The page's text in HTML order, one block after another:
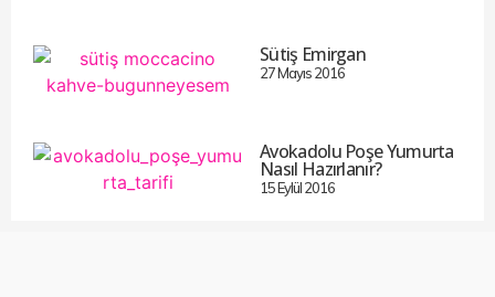
Sütiş Emirgan
27 Mayıs 2016
Avokadolu Poşe Yumurta
Nasıl Hazırlanır?
15 Eylül 2016